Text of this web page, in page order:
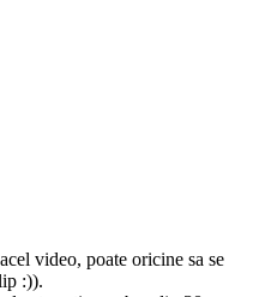
video, poate oricine sa se
:)).